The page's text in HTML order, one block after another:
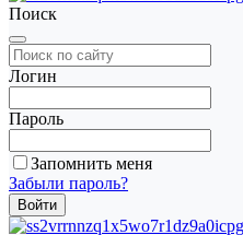
Поиск
Логин
Пароль
Запомнить меня
Забыли пароль?